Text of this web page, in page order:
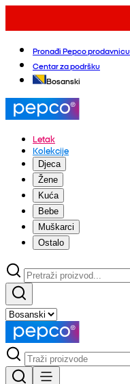
Pronađi Pepco prodavnicu
Centar za podršku
Bosanski
Letak
Kolekcije
Djeca
Žene
Kuća
Bebe
Muškarci
Ostalo